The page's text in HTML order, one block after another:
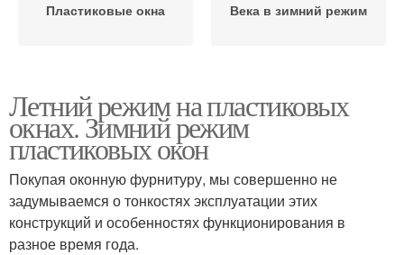
Пластиковые окна Века в зимний режим
Летний режим на пластиковых
окнах. Зимний режим
пластиковых окон
Покупая оконную фурнитуру, мы совершенно не
задумываемся о тонкостях эксплуатации этих
конструкций и особенностях функционирования в
разное время года.